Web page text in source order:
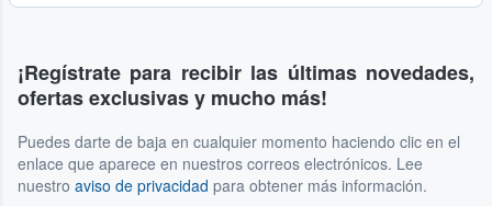
proximidad de la fecha del partido.
se explican los procedimientos y las opciones disponibles.
Todas las transacciones realizadas en nuestra plataforma
sido confirmado. Sin embargo, si tus planes cambian, es
posible que tengas la opción de volver a poner tus
está sujeta a la disponibilidad y a los plazos del evento. Te
recomendamos consultar nuestros Términos de Servicio
para más información.
¡Regístrate para recibir las últimas novedades,
ofertas exclusivas y mucho más!
Puedes darte de baja en cualquier momento haciendo clic en el
enlace que aparece en nuestros correos electrónicos. Lee
nuestro aviso de privacidad para obtener más información.